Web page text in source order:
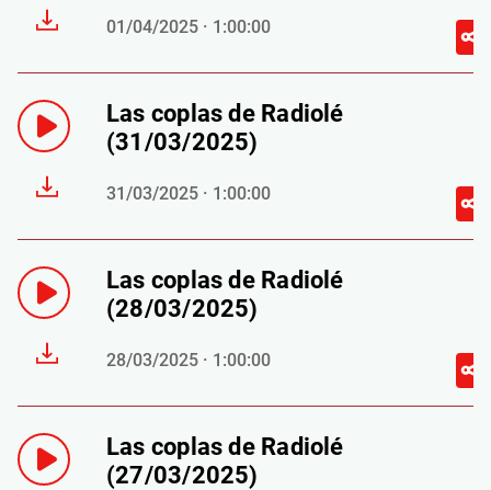
01/04/2025 · 1:00:00
Las coplas de Radiolé
(31/03/2025)
31/03/2025 · 1:00:00
Las coplas de Radiolé
(28/03/2025)
28/03/2025 · 1:00:00
Las coplas de Radiolé
(27/03/2025)